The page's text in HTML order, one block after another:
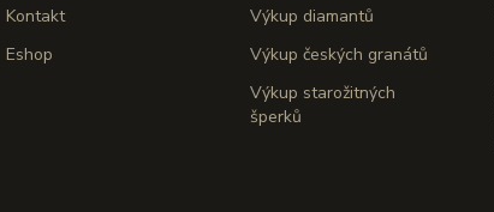
Kontakt
Eshop
Výkup diamantů
Výkup českých granátů
Výkup starožitných
šperků